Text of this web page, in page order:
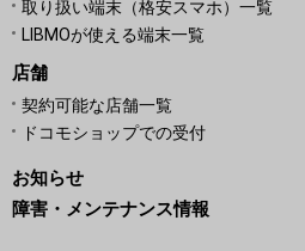
取り扱い端末（格安スマホ）一覧
LIBMOが使える端末一覧
店舗
契約可能な店舗一覧
ドコモショップでの受付
お知らせ
障害・メンテナンス情報